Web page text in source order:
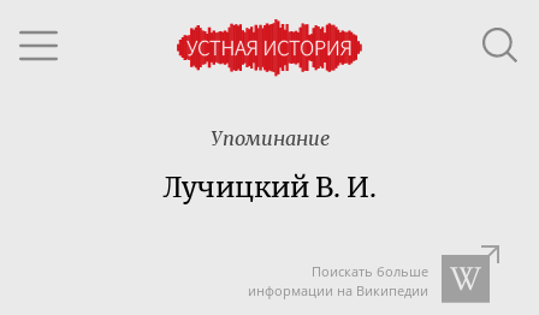
Упоминание
Лучицкий В. И.
Поискать больше
информации на Википедии